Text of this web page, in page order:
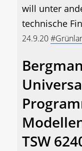
will unter
technische
24.9.20
TSW